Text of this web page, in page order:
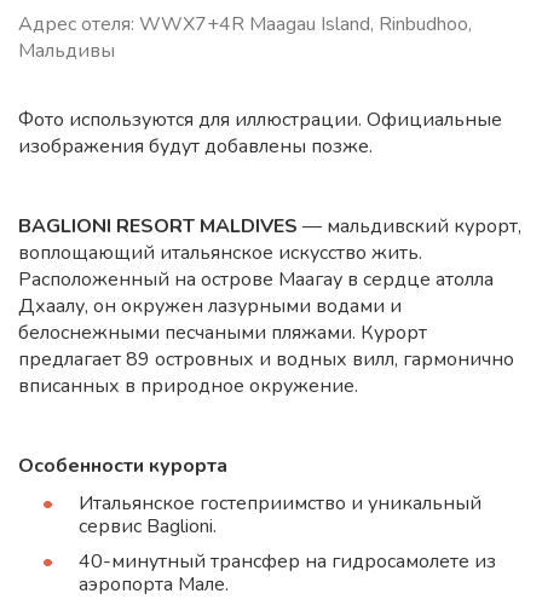
Адрес отеля: WWX7+4R Maagau Island, Rinbudhoo,
Мальдивы
Фото используются для иллюстрации. Официальные
изображения будут добавлены позже.
BAGLIONI RESORT MALDIVES — мальдивский курорт,
воплощающий итальянское искусство жить.
Расположенный на острове Маагау в сердце атолла
Дхаалу, он окружен лазурными водами и
белоснежными песчаными пляжами. Курорт
предлагает 89 островных и водных вилл, гармонично
вписанных в природное окружение.
Особенности курорта
Итальянское гостеприимство и уникальный
сервис Baglioni.
40-минутный трансфер на гидросамолете из
аэропорта Мале.